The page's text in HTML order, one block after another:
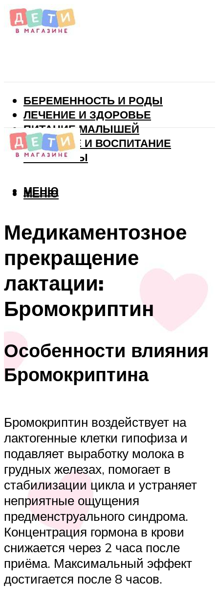
БЕРЕМЕННОСТЬ И РОДЫ
ЛЕЧЕНИЕ И ЗДОРОВЬЕ
ПИТАНИЕ МАЛЫШЕЙ
РАЗВИТИЕ И ВОСПИТАНИЕ
ВИТАМИНЫ
МЕНЮ
МЕНЮ
Медикаментозное
прекращение
лактации:
Бромокриптин
Особенности влияния
Бромокриптина
Бромокриптин воздействует на
лактогенные клетки гипофиза и
подавляет выработку молока в
грудных железах, помогает в
стабилизации цикла и устраняет
неприятные ощущения
предменструального синдрома.
Концентрация гормона в крови
снижается через 2 часа после
приёма. Максимальный эффект
достигается после 8 часов.